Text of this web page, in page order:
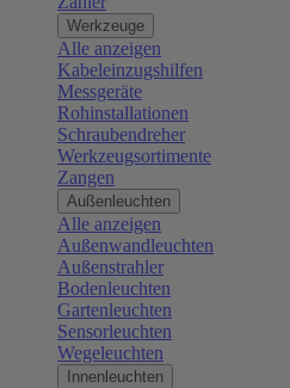
Werkzeuge
Alle anzeigen
Kabeleinzugshilfen
Messgeräte
Rohinstallationen
Schraubendreher
Werkzeugsortimente
Zangen
Außenleuchten
Alle anzeigen
Außenwandleuchten
Außenstrahler
Bodenleuchten
Gartenleuchten
Sensorleuchten
Wegeleuchten
Innenleuchten